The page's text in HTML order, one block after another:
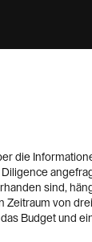
die
sind,
Zeitraum von drei
Budget und